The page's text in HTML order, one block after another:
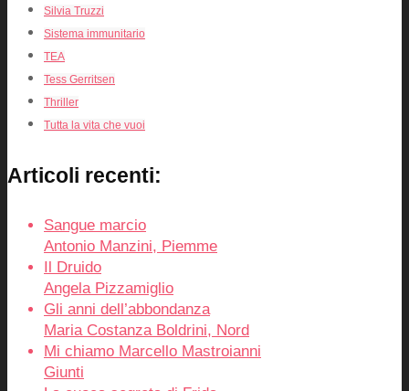
Silvia Truzzi
Sistema immunitario
TEA
Tess Gerritsen
Thriller
Tutta la vita che vuoi
Articoli recenti:
Sangue marcio
Antonio Manzini, Piemme
Il Druido
Angela Pizzamiglio
Gli anni dell’abbondanza
Maria Costanza Boldrini, Nord
Mi chiamo Marcello Mastroianni
Giunti